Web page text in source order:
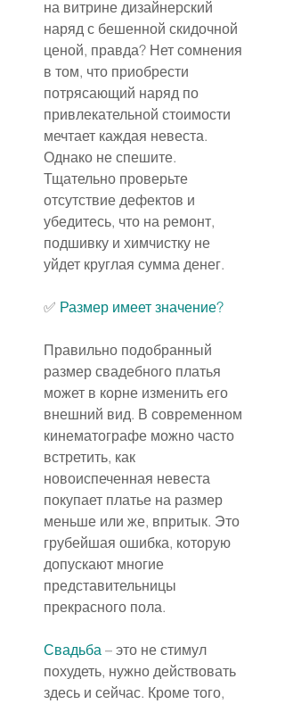
на витрине дизайнерский
наряд с бешенной скидочной
ценой, правда? Нет сомнения
в том, что приобрести
потрясающий наряд по
привлекательной стоимости
мечтает каждая невеста.
Однако не спешите.
Тщательно проверьте
отсутствие дефектов и
убедитесь, что на ремонт,
подшивку и химчистку не
уйдет круглая сумма денег.
✅ Размер имеет значение?
Правильно подобранный
размер свадебного платья
может в корне изменить его
внешний вид. В современном
кинематографе можно часто
встретить, как
новоиспеченная невеста
покупает платье на размер
меньше или же, впритык. Это
грубейшая ошибка, которую
допускают многие
представительницы
прекрасного пола.
Свадьба – это не стимул
похудеть, нужно действовать
здесь и сейчас. Кроме того,